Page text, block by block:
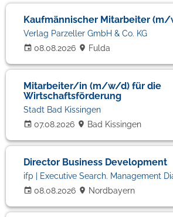
Kaufmännischer Mitarbeiter
08.08.2026
Verlag Parzeller GmbH & Co. KG
Fulda
Mitarbeiter/in (m/w/d) für die
Wirtschaftsförderung
07.08.2026
Stadt Bad Kissingen
Bad Kissingen
Director Business Development
08.08.2026
ifp | Executive Search. Management
Nordbayern